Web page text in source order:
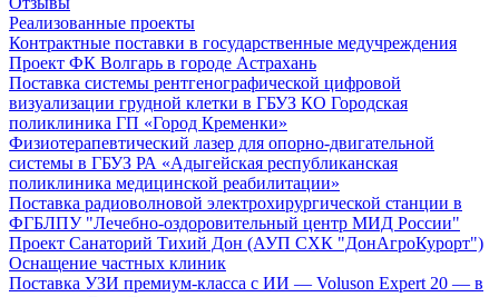
Реализованные проекты
Контрактные поставки в государственные медучреждения
Проект ФК Волгарь в городе Астрахань
Поставка системы рентгенографической цифровой
визуализации грудной клетки в ГБУЗ КО Городская
поликлиника ГП «Город Кременки»
Физиотерапевтический лазер для опорно-двигательной
системы в ГБУЗ РА «Адыгейская республиканская
поликлиника медицинской реабилитации»
Поставка радиоволновой электрохирургической станции в
ФГБЛПУ "Лечебно-оздоровительный центр МИД России"
Проект Санаторий Тихий Дон (АУП СХК "ДонАгроКурорт")
Оснащение частных клиник
Поставка УЗИ премиум-класса с ИИ — Voluson Expert 20 — в